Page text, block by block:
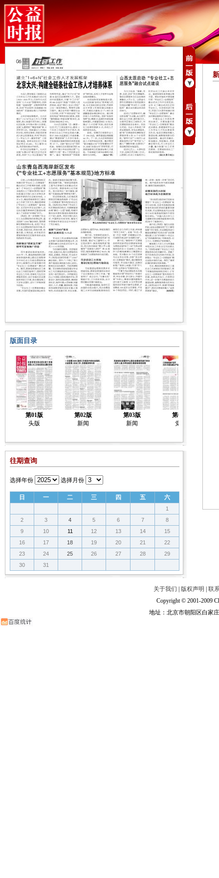
版面目录
第01版
头版
第02版
新闻
第03版
新闻
第04版
党建
往期查询
选择年份 选择月份
日 一 二 三 四 五 六
1
2
3 4 5 6 7
8
9
10 11 12 13 14
15
16
17 18 19 20 21
22
23
24 25 26 27 28
29
30
31
关于我们 版权声明
联
Copyright © 2001-2009
地址：北京市朝阳区白家